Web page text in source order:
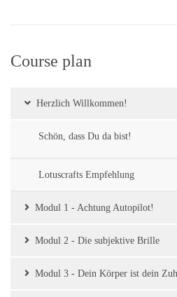
Course plan
Herzlich Willkommen!
Schön, dass Du da bist!
Lotuscrafts Empfehlung
Modul 1 - Achtung Autopilot!
Modul 2 - Die subjektive Brille
Modul 3 - Dein Körper ist dein